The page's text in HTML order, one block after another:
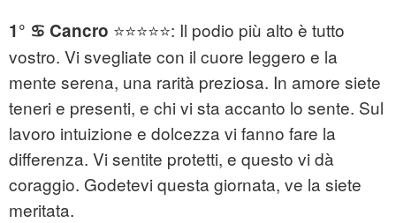
1° ♋ Cancro ⭐⭐⭐⭐⭐: Il podio più alto è tutto
vostro. Vi svegliate con il cuore leggero e la
mente serena, una rarità preziosa. In amore siete
teneri e presenti, e chi vi sta accanto lo sente. Sul
lavoro intuizione e dolcezza vi fanno fare la
differenza. Vi sentite protetti, e questo vi dà
coraggio. Godetevi questa giornata, ve la siete
meritata.